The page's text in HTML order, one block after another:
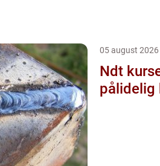
05 august 2026
Ndt
pålidelig